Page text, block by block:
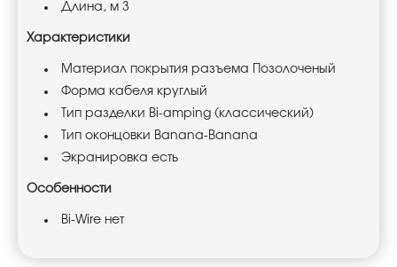
Длина, м 3
Характеристики
Материал покрытия разъема Позолоченый
Форма кабеля круглый
Тип разделки Bi-amping (классический)
Тип оконцовки Banana-Banana
Экранировка есть
Особенности
Bi-Wire нет